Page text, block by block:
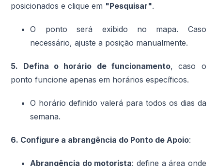
posicionados e clique em "Pesquisar".
O ponto será exibido no mapa. Caso
necessário, ajuste a posição manualmente.
5. Defina o horário de funcionamento, caso o
ponto funcione apenas em horários específicos.
O horário definido valerá para todos os dias da
semana.
6. Configure a abrangência do Ponto de Apoio:
Abrangência do motorista: define a área onde